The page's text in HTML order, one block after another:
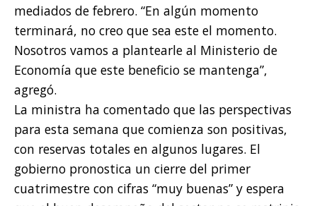
mediados de febrero. “En algún momento
terminará, no creo que sea este el momento.
Nosotros vamos a plantearle al Ministerio de
Economía que este beneficio se mantenga”,
agregó.
La ministra ha comentado que las perspectivas
para esta semana que comienza son positivas,
con reservas totales en algunos lugares. El
gobierno pronostica un cierre del primer
cuatrimestre con cifras “muy buenas” y espera